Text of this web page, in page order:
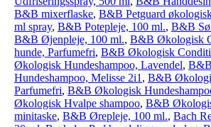
B&B mixerflaske, B&B Petguard
ml spray, B&B Potepleje, 100 ml., B&B
B&B Øjenpleje, 100 ml., B&B Økologisk
hunde, Parfumefri, B&B Økologisk
Økologisk Hundeshampoo, Lavendel,
Hundeshampoo, Melisse 2i1 , B&B
Parfumefri, B&B Økologisk
Økologisk Hvalpe shampoo, B&B
minitaske, B&B Ørepleje, 100 ml., Bach